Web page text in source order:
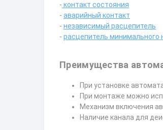
- контакт состояния
- аварийный контакт
- независимый расцепитель
- расцепитель минимального
Преимущества
При установке
При монтаже можно
Механизм включения
Наличие канала для